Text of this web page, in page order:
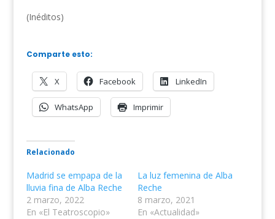
(Inéditos)
Comparte esto:
X Facebook LinkedIn
WhatsApp Imprimir
Relacionado
Madrid se empapa de la
lluvia fina de Alba Reche
2 marzo, 2022
En «El Teatroscopio»
La luz femenina de Alba
Reche
8 marzo, 2021
En «Actualidad»